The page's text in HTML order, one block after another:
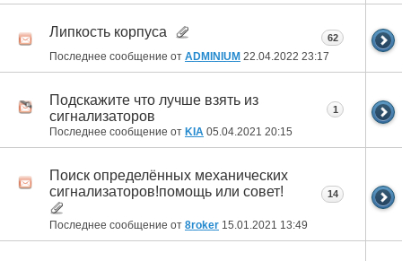
Липкость корпуса
Последнее сообщение от ADMINIUM 22.04.2022 23:17
62
Подскажите что лучше взять из
сигнализаторов
Последнее сообщение от KIA 05.04.2021 20:15
1
Поиск определённых механических
сигнализаторов!помощь или совет!
Последнее сообщение от 8roker 15.01.2021 13:49
14